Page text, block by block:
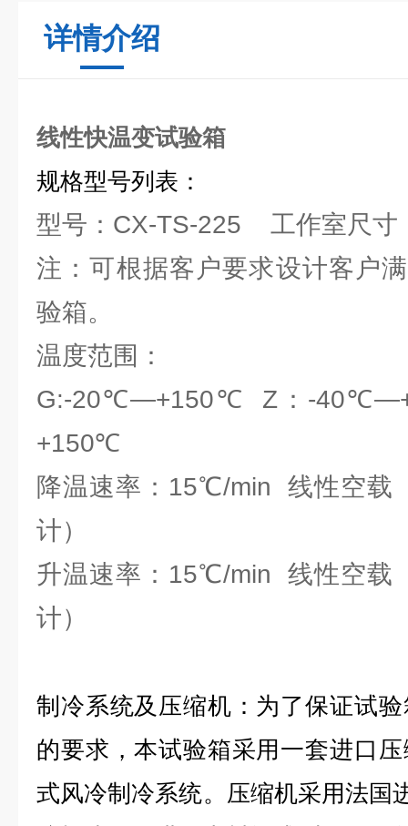
详情介绍
线性快温变试验箱
规格型号列表：
型号：CX-TS-225 工作室尺寸
注：可根据客户要求设计客户
验箱。
温度范围：
G:-20℃—+150℃ Z：-
+150℃
降温速率：15℃/min 线性空载
计）
升温速率：15℃/min 线性空载
计）
制冷系统及压缩机：为了保证试
的要求，本试验箱采用一套进口
式风冷制冷系统。压缩机采用法国